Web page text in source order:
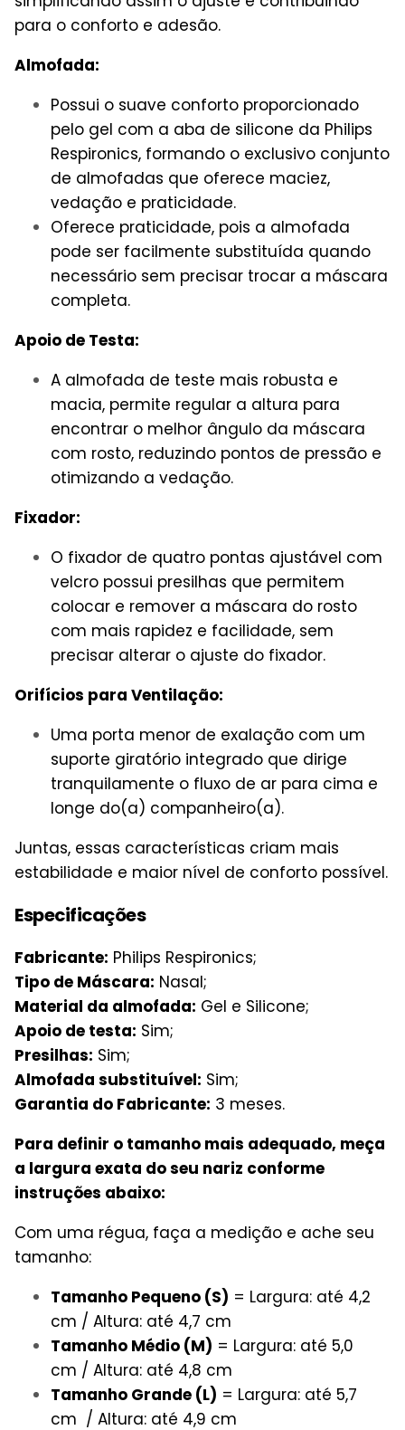
para o conforto e adesão.
Almofada:
Possui o suave conforto proporcionado
pelo gel com a aba de silicone da Philips
Respironics, formando o exclusivo conjunto
de almofadas que oferece maciez,
vedação e praticidade.
Oferece praticidade, pois a almofada
pode ser facilmente substituída quando
necessário sem precisar trocar a máscara
completa.
Apoio de Testa:
A almofada de teste mais robusta e
macia, permite regular a altura para
encontrar o melhor ângulo da máscara
com rosto, reduzindo pontos de pressão e
otimizando a vedação.
Fixador:
O fixador de quatro pontas ajustável com
velcro possui presilhas que permitem
colocar e remover a máscara do rosto
com mais rapidez e facilidade, sem
precisar alterar o ajuste do fixador.
Orifícios para Ventilação:
Uma porta menor de exalação com um
suporte giratório integrado que dirige
tranquilamente o fluxo de ar para cima e
longe do(a) companheiro(a).
Juntas, essas características criam mais
estabilidade e maior nível de conforto possível.
Especificações
Fabricante: Philips Respironics;
Tipo de Máscara: Nasal;
Material da almofada: Gel e Silicone;
Apoio de testa: Sim;
Presilhas: Sim;
Almofada substituível: Sim;
Garantia do Fabricante: 3 meses.
Para definir o tamanho mais adequado, meça
a largura exata do seu nariz conforme
instruções abaixo:
Com uma régua, faça a medição e ache seu
tamanho:
Tamanho Pequeno (S) = Largura: até 4,2
cm / Altura: até 4,7 cm
Tamanho Médio (M) = Largura: até 5,0
cm / Altura: até 4,8 cm
Tamanho Grande (L) = Largura: até 5,7
cm / Altura: até 4,9 cm